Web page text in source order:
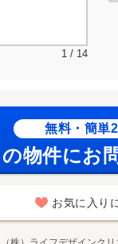
1 / 14
無料・簡単2
物件にお
お気に入り